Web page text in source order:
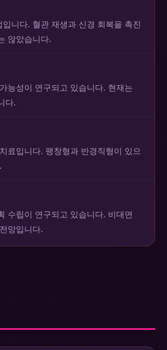
니다. 혈관 재생과 신경 회복을 촉진
않았습니다.
능성이 연구되고 있습니다. 현재는
다.
료입니다. 팽창형과 반경직형이 있으
수립이 연구되고 있습니다. 비대면
망입니다.